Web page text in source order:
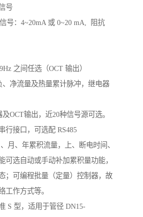
号
信号：4~20mA 或 0~20 mA,  阻抗
之间任选（OCT 输出）
、净流量及热量累计脉冲，继电器
OCT输出，近20种信号源可选。
行接口，可选配 RS485
月、年累积流量，上、断电时间、
可选自动或手动补加累积量功能，
；可编程批量（定量）控制器，故
工作方式等。
S 型，适用于管径 DN15-